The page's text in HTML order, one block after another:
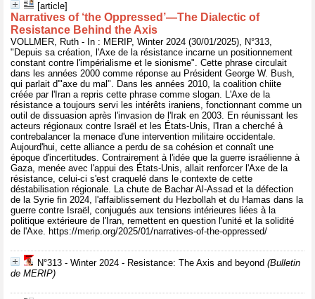
[article]
Narratives of ‘the Oppressed’—The Dialectic of
Resistance Behind the Axis
VOLLMER, Ruth - In : MERIP, Winter 2024 (30/01/2025), N°313,
"Depuis sa création, l'Axe de la résistance incarne un positionnement
constant contre l'impérialisme et le sionisme". Cette phrase circulait
dans les années 2000 comme réponse au Président George W. Bush,
qui parlait d'"axe du mal". Dans les années 2010, la coalition chiite
créée par l'Iran a repris cette phrase comme slogan. L'Axe de la
résistance a toujours servi les intérêts iraniens, fonctionnant comme un
outil de dissuasion après l'invasion de l'Irak en 2003. En réunissant les
acteurs régionaux contre Israël et les États-Unis, l'Iran a cherché à
contrebalancer la menace d'une intervention militaire occidentale.
Aujourd'hui, cette alliance a perdu de sa cohésion et connaît une
époque d'incertitudes. Contrairement à l'idée que la guerre israélienne à
Gaza, menée avec l'appui des États-Unis, allait renforcer l'Axe de la
résistance, celui-ci s'est craquelé dans le contexte de cette
déstabilisation régionale. La chute de Bachar Al-Assad et la défection
de la Syrie fin 2024, l'affaiblissement du Hezbollah et du Hamas dans la
guerre contre Israël, conjugués aux tensions intérieures liées à la
politique extérieure de l'Iran, remettent en question l'unité et la solidité
de l'Axe. https://merip.org/2025/01/narratives-of-the-oppressed/
N°313 - Winter 2024 - Resistance: The Axis and beyond (Bulletin
de MERIP)